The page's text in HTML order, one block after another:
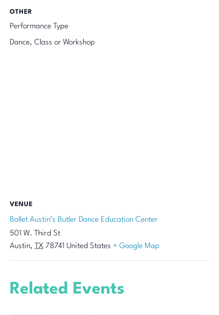
OTHER
Performance Type
Dance, Class or Workshop
VENUE
Ballet Austin’s Butler Dance Education Center
501 W. Third St
Austin, TX 78741 United States + Google Map
Related Events